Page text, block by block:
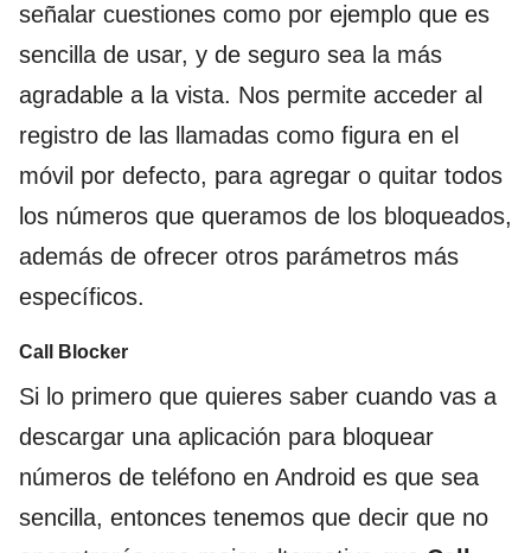
señalar cuestiones como por ejemplo que es
sencilla de usar, y de seguro sea la más
agradable a la vista. Nos permite acceder al
registro de las llamadas como figura en el
móvil por defecto, para agregar o quitar todos
los números que queramos de los bloqueados,
además de ofrecer otros parámetros más
específicos.
Call Blocker
Si lo primero que quieres saber cuando vas a
descargar una aplicación para bloquear
números de teléfono en Android es que sea
sencilla, entonces tenemos que decir que no